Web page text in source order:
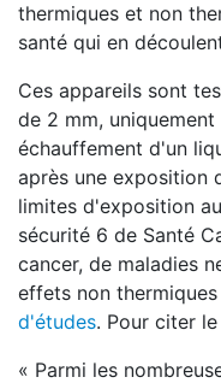
thermiques et non
santé qui en
Ces appareils sont
de 2 mm,
échauffement d'un
après une exposition
limites d'exposition
sécurité 6 de Santé
cancer, de maladies
effets non thermiques
d'études. Pour citer
« Parmi les